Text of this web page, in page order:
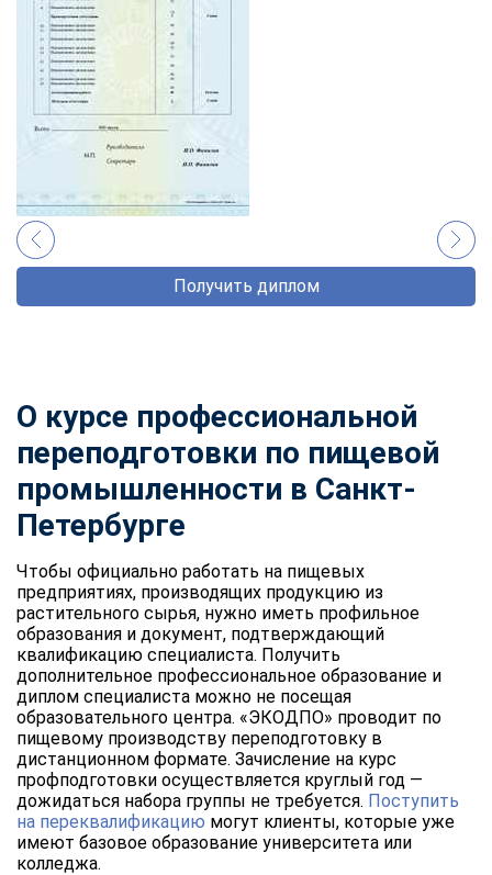
Получить диплом
О курсе профессиональной
переподготовки по пищевой
промышленности в Санкт-
Петербурге
Чтобы официально работать на пищевых
предприятиях, производящих продукцию из
растительного сырья, нужно иметь профильное
образования и документ, подтверждающий
квалификацию специалиста. Получить
дополнительное профессиональное образование и
диплом специалиста можно не посещая
образовательного центра. «ЭКОДПО» проводит по
пищевому производству переподготовку в
дистанционном формате. Зачисление на курс
профподготовки осуществляется круглый год —
дожидаться набора группы не требуется. Поступить
на переквалификацию могут клиенты, которые уже
имеют базовое образование университета или
колледжа.